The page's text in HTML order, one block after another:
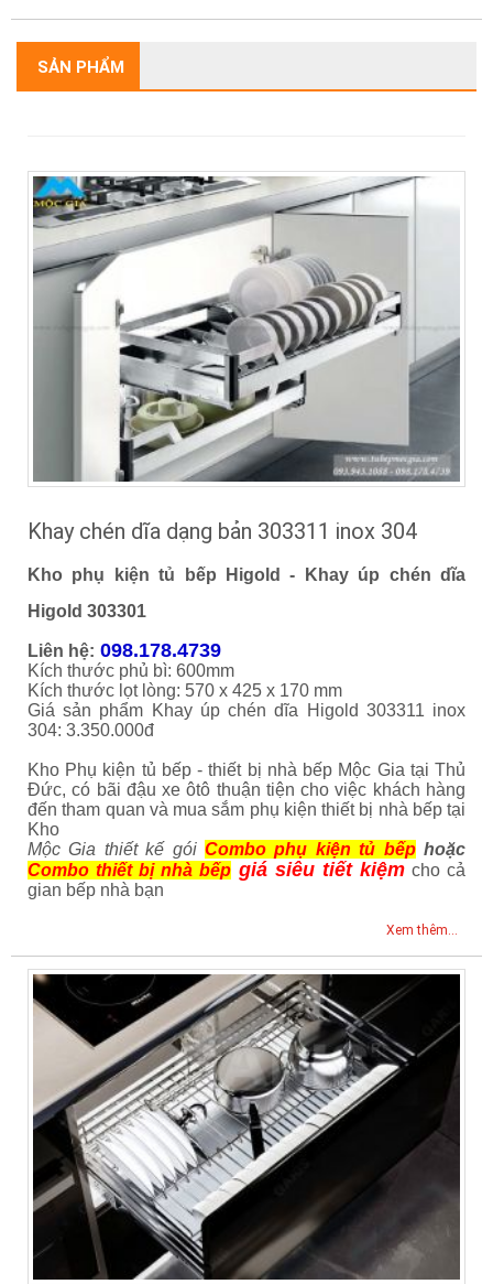
SẢN PHẨM
Khay chén dĩa dạng bản 303311 inox 304
Kho phụ kiện tủ bếp Higold - Khay úp chén dĩa
Higold 303301
Liên hệ: 098.178.4739
Kích thước phủ bì: 600mm
Kích thước lọt lòng: 570 x 425 x 170 mm
Giá sản phẩm Khay úp chén dĩa Higold 303311 inox
304: 3.350.000đ
Kho Phụ kiện tủ bếp - thiết bị nhà bếp Mộc Gia tại Thủ
Đức, có bãi đậu xe ôtô thuận tiện cho việc khách hàng
đến tham quan và mua sắm phụ kiện thiết bị nhà bếp tại
Kho
Mộc Gia thiết kế gói Combo phụ kiện tủ bếphoặc
Combo thiết bị nhà bếp giá siêu tiết kiệm cho cả
gian bếp nhà bạn
Xem thêm...